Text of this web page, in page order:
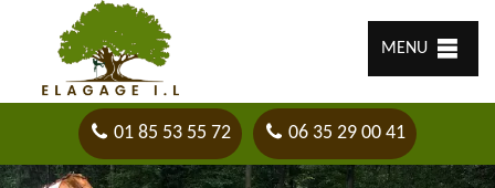
MENU
01 85 53 55 72 06 35 29 00 41